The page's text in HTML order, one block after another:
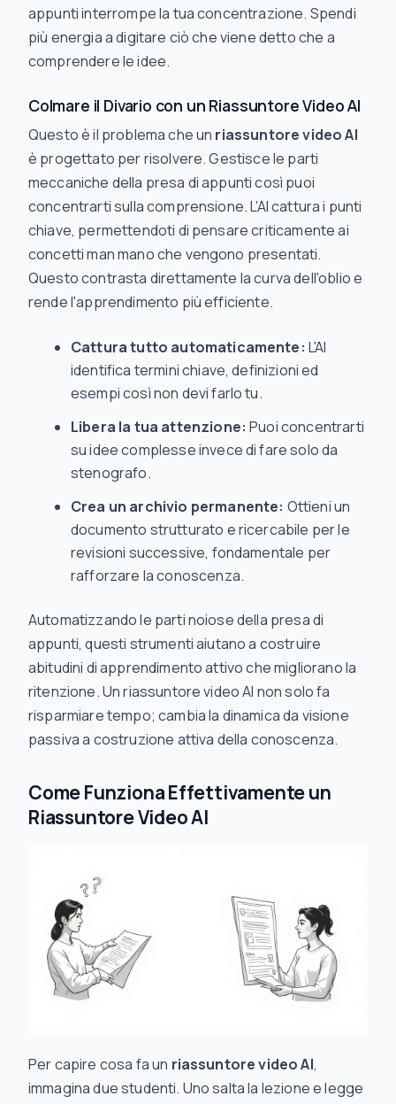
appunti interrompe la tua concentrazione. Spendi
più energia a digitare ciò che viene detto che a
comprendere le idee.
Colmare il Divario con un Riassuntore Video AI
Questo è il problema che un riassuntore video AI
è progettato per risolvere. Gestisce le parti
meccaniche della presa di appunti così puoi
concentrarti sulla comprensione. L'AI cattura i punti
chiave, permettendoti di pensare criticamente ai
concetti man mano che vengono presentati.
Questo contrasta direttamente la curva dell'oblio e
rende l'apprendimento più efficiente.
Cattura tutto automaticamente: L'AI
identifica termini chiave, definizioni ed
esempi così non devi farlo tu.
Libera la tua attenzione: Puoi concentrarti
su idee complesse invece di fare solo da
stenografo.
Crea un archivio permanente: Ottieni un
documento strutturato e ricercabile per le
revisioni successive, fondamentale per
rafforzare la conoscenza.
Automatizzando le parti noiose della presa di
appunti, questi strumenti aiutano a costruire
abitudini di apprendimento attivo che migliorano la
ritenzione. Un riassuntore video AI non solo fa
risparmiare tempo; cambia la dinamica da visione
passiva a costruzione attiva della conoscenza.
Come Funziona Effettivamente un
Riassuntore Video AI
Per capire cosa fa un riassuntore video AI,
immagina due studenti. Uno salta la lezione e legge